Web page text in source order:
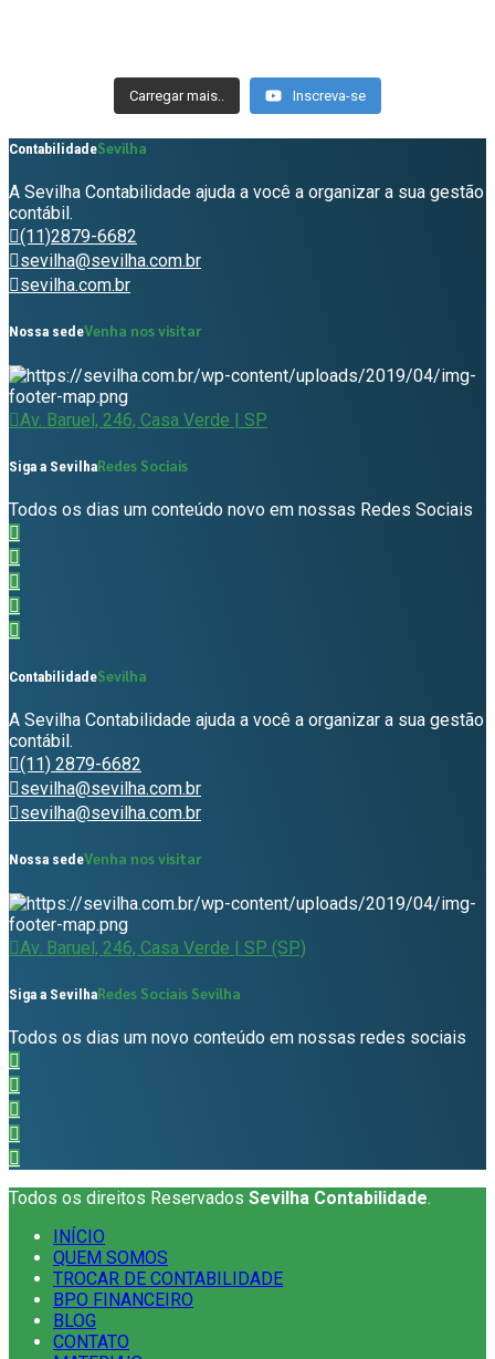
Carregar mais.. Inscreva-se
ContabilidadeSevilha
A Sevilha Contabilidade ajuda a você a organizar a sua gestão
contábil.
(11)2879-6682
sevilha@sevilha.com.br
sevilha.com.br
Nossa sedeVenha nos visitar
Av. Baruel, 246, Casa Verde | SP
Siga a SevilhaRedes Sociais
Todos os dias um conteúdo novo em nossas Redes Sociais
ContabilidadeSevilha
A Sevilha Contabilidade ajuda a você a organizar a sua gestão
contábil.
(11) 2879-6682
sevilha@sevilha.com.br
sevilha@sevilha.com.br
Nossa sedeVenha nos visitar
Av. Baruel, 246, Casa Verde | SP (SP)
Siga a SevilhaRedes Sociais Sevilha
Todos os dias um novo conteúdo em nossas redes sociais
Todos os direitos Reservados Sevilha Contabilidade.
INÍCIO
QUEM SOMOS
TROCAR DE CONTABILIDADE
BPO FINANCEIRO
BLOG
CONTATO